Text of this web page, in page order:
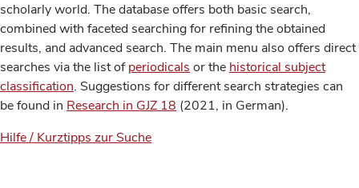
scholarly world. The database offers both basic search,
combined with faceted searching for refining the obtained
results, and advanced search. The main menu also offers direct
searches via the list ofperiodicals or the historical subject
classification. Suggestions for different search strategies can
be found in Research in GJZ 18 (2021, in German).
Hilfe / Kurztipps zur Suche